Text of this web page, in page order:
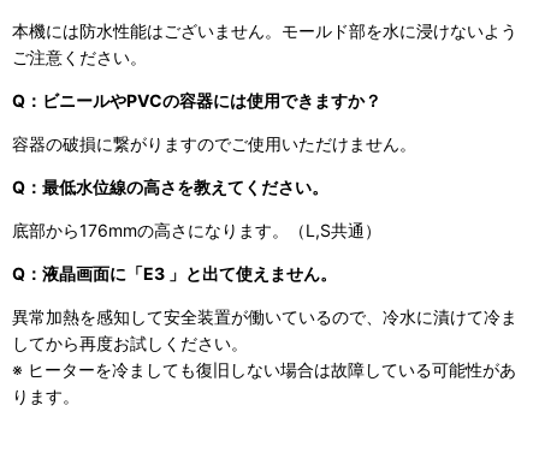
本機には防水性能はございません。モールド部を水に浸けないよう
ご注意ください。
Q：ビニールやPVCの容器には使用できますか？
容器の破損に繋がりますのでご使用いただけません。
Q：最低水位線の高さを教えてください。
底部から176mmの高さになります。（L,S共通）
Q：液晶画面に「E3 」と出て使えません。
異常加熱を感知して安全装置が働いているので、冷水に漬けて冷ま
してから再度お試しください。
※ ヒーターを冷ましても復旧しない場合は故障している可能性があ
ります。